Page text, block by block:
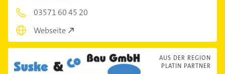
03571 60 45 20
Webseite
AUS DER REGION
PLATIN PARTNER